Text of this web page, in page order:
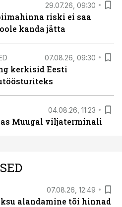
29.07.26, 09:30
riski ei saa
kanda jätta
07.08.26, 09:30
kerkisid Eesti
04.08.26, 11:23
Muugal viljaterminali
07.08.26, 12:49
alandamine tõi hinnad